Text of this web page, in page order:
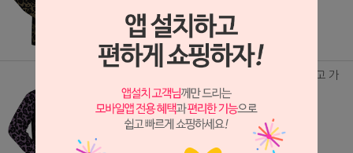
(DS240730) 여름용 호피무늬 실크 셔츠, 얇고 가
벼운 실크
89,000원